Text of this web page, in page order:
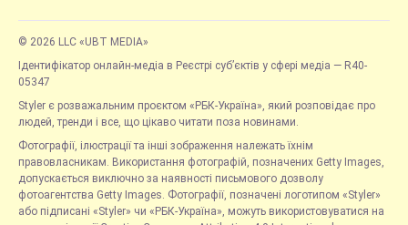
© 2026 LLC «UBT MEDIA»
Ідентифікатор онлайн-медіа в Реєстрі суб’єктів у сфері медіа — R40-
05347
Styler є розважальним проєктом «РБК-Україна», який розповідає про
людей, тренди і все, що цікаво читати поза новинами.
Фотографії, ілюстрації та інші зображення належать їхнім
правовласникам. Використання фотографій, позначених Getty Images,
допускається виключно за наявності письмового дозволу
фотоагентства Getty Images. Фотографії, позначені логотипом «Styler»
або підписані «Styler» чи «РБК-Україна», можуть використовуватися на